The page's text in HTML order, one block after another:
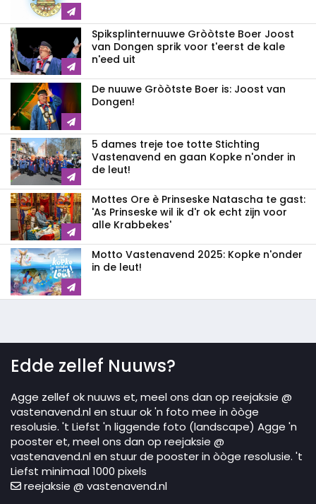
Spiksplinternuuwe Gròòtste Boer Joost
van Dongen sprik voor t'eerst de kale
n'eed uit
De nuuwe Gròòtste Boer is: Joost van
Dongen!
5 dames treje toe totte Stichting
Vastenavend en gaan Kopke n'onder in
de leut!
Mottes Ore è Prinseske Natascha te gast:
'As Prinseske wil ik d'r ok echt zijn voor
alle Krabbekes'
Motto Vastenavend 2025: Kopke n'onder
in de leut!
Edde zellef Nuuws?
Agge zellef ok nuuws et, meel ons dan op reejaksie @
vastenavend.nl en stuur ok 'n foto mee in òòge
resolusie. 't Liefst 'n liggende foto (landscape) Agge 'n
pooster et, meel ons dan op reejaksie @
vastenavend.nl en stuur de pooster in òòge resolusie. 't
Liefst minimaal 1000 pixels
reejaksie @ vastenavend.nl